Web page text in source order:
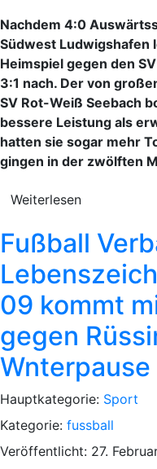
Nachdem 4:0
Südwest Ludwigshafen
Heimspiel gegen den
3:1 nach. Der von
SV Rot-Weiß Seebach
bessere Leistung als
hatten sie sogar mehr
gingen in der zwölften
Weiterlesen
Fußball
09 kommt
gegen
Wnterpause
Hauptkategorie: Sport
Kategorie: fussball
Veröffentlicht: 27.